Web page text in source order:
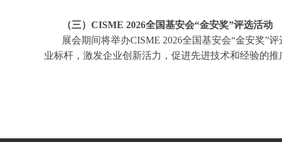
（三）CISME 2026全国基安会“金安奖”评选活动
展会期间将举办CISME 2026全国基安会“金安奖”评
业标杆，激发企业创新活力，促进先进技术和经验的